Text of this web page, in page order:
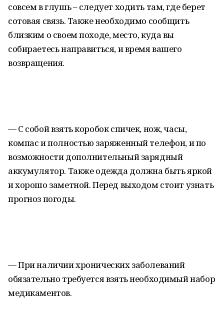
совсем в глушь – следует ходить там, где берет
сотовая связь. Также необходимо сообщить
близким о своем походе, место, куда вы
собираетесь направиться, и время вашего
возвращения.
— С собой взять коробок спичек, нож, часы,
компас и полностью заряженный телефон, и по
возможности дополнительный зарядный
аккумулятор. Также одежда должна быть яркой
и хорошо заметной. Перед выходом стоит узнать
прогноз погоды.
— При наличии хронических заболеваний
обязательно требуется взять необходимый набор
медикаментов.